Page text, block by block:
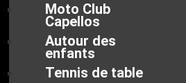
Moto Club
Capellos
Autour des
enfants
Tennis de table